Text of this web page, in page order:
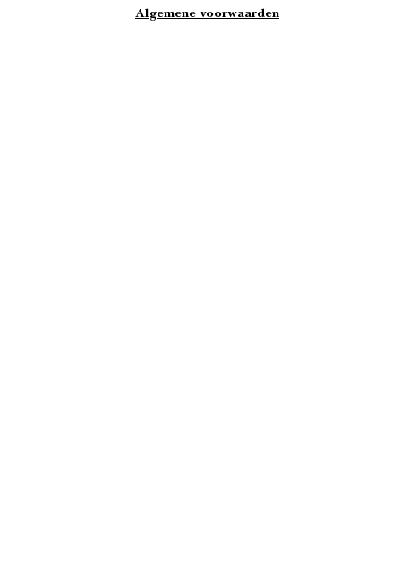
Algemene voorwaarden